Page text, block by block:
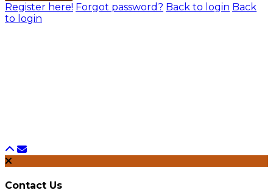
Register here! Forgot password? Back to login Back
to login
Contact Us